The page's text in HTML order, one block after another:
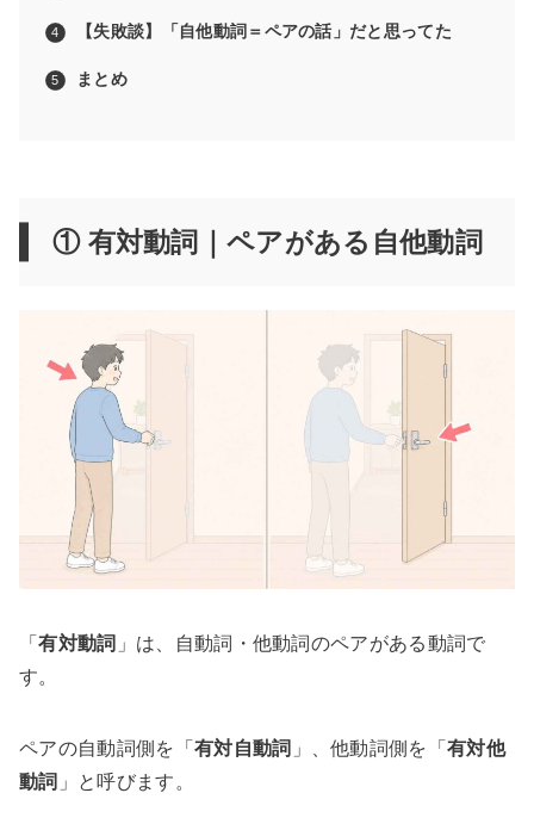
【失敗談】「自他動詞＝ペアの話」だと思ってた
まとめ
① 有対動詞｜ペアがある自他動詞
「有対動詞 」は、自動詞・他動詞のペアがある動詞で
す。
ペアの自動詞側を「 有対自動詞 」、他動詞側を「有対他
動詞 」と呼びます。